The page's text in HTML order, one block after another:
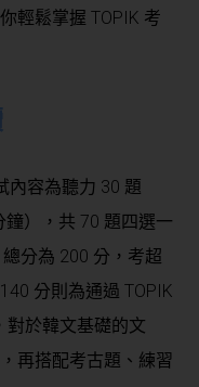
輕鬆掌握 TOPIK 考
內容為聽力 30 題
鐘），共 70 題四選一
分為 200 分，考超
分則為通過 TOPIK
對於韓文基礎的文
再搭配考古題、練習